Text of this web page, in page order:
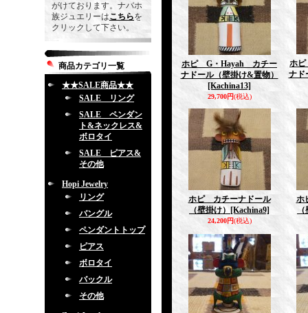
がけております。ナバホ
族ジュエリーはこちらを
クリックして下さい。
商品カテゴリ一覧
★★SALE商品★★
SALE リング
SALE ペンダン
ト&ネックレス&
ボロタイ
SALE ピアス&
その他
Hopi Jewelry
リング
バングル
ペンダントトップ
ピアス
ボロタイ
バックル
その他
ホピ G・Hayah カチー
ナドール（壁掛け&置物）
[Kachina13]
29,700円(税込)
ホ
ナド
ホピ カチーナドール
（壁掛け）
[Kachina9]
24,200円(税込)
ホ